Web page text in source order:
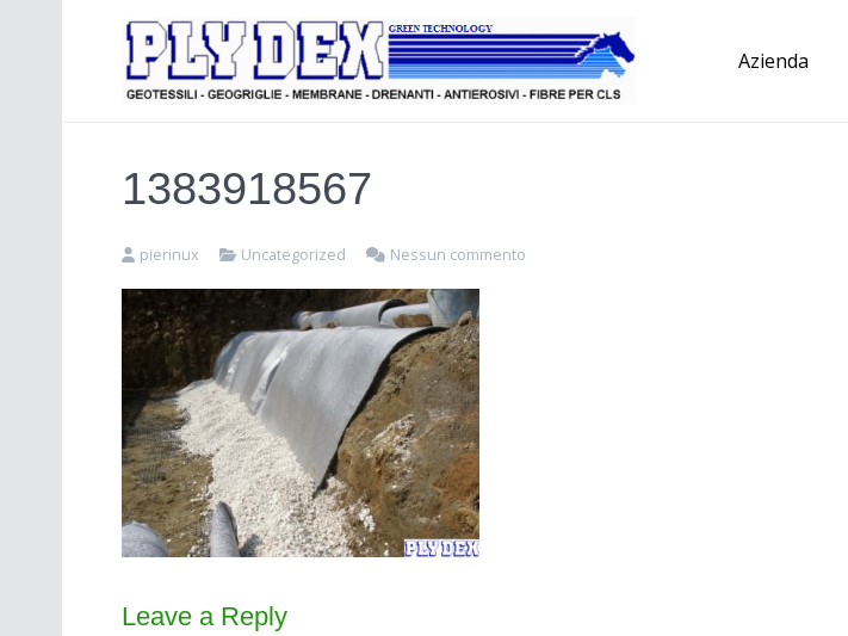
Azienda
1383918567
pierinux Uncategorized Nessun commento
Leave a Reply